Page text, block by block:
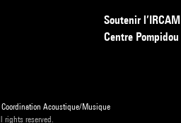
Soutenir l’IRCAM
Centre Pompidou
Acoustique/Musique
rights reserved.